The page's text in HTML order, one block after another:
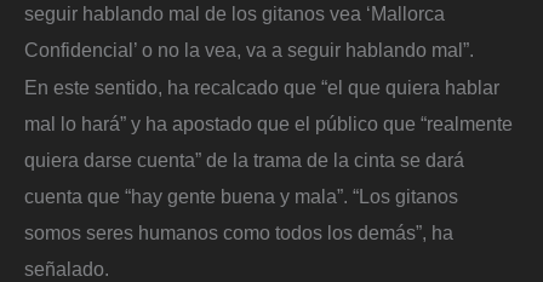
seguir hablando mal de los gitanos vea ‘Mallorca
Confidencial’ o no la vea, va a seguir hablando mal”.
En este sentido, ha recalcado que “el que quiera hablar
mal lo hará” y ha apostado que el público que “realmente
quiera darse cuenta” de la trama de la cinta se dará
cuenta que “hay gente buena y mala”. “Los gitanos
somos seres humanos como todos los demás”, ha
señalado.